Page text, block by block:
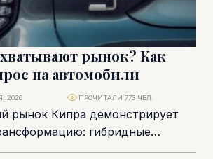
рынок? Как
на автомобили
рынок Кипра демонстрирует
гибридные
заняли доминирующее
2026 ПРОЧИТАЛИ 773 ЧЕЛ.